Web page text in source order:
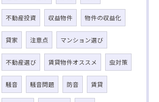
不動産投資 収益物件 物件の収益化
貸家 注意点 マンション選び
不動産選び 賃貸物件オススメ 虫対策
騒音 騒音問題 防音 賃貸